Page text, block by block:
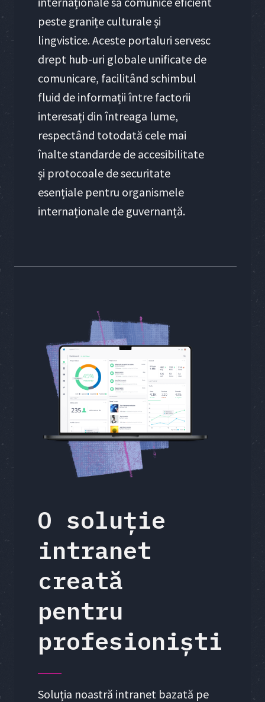
peste granițe culturale și
lingvistice. Aceste portaluri servesc
drept hub-uri globale unificate de
comunicare, facilitând schimbul
fluid de informații între factorii
interesați din întreaga lume,
respectând totodată cele mai
înalte standarde de accesibilitate
și protocoale de securitate
esențiale pentru organismele
internaționale de guvernanță.
O soluție
intranet
creată
pentru
profesioniști
Soluția noastră intranet bazată pe